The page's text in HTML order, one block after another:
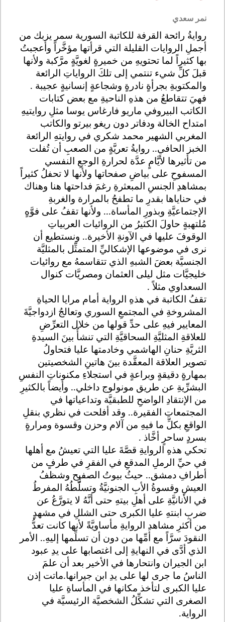
نمر سعدي
روايةُ رائحة القرفة للكاتبة السورية سمر يزبك من
أجملِ الروايات القليلة التي قرأتها مؤخَّراً وأعجبتُ
بها كثيراً لما تحتويهِ من خميرةٍ لغويَّةٍ مرَّكبة ولأنها
قبلَ كلِّ شيء تنتمي إلى تلكَ الرواياتِ الرائعة
والمكتوبةِ بجرأةٍ نادرةٍ وشجاعةٍ إنسانيةٍ عجيبة .
فهيَ تتقاطعُ من هذهِ الناحيةِ مع بعض كتابات
الكاتب البيروفي ماريو فارغاس يوسا مثلِ روايتيهِ
امتداح الخالة ودفاتر دون ريغو بيرتو والكاتب
المغربي الشهير محمد شكري في روايتهِ الرائعة
الخبز الحافي.. روايةُ تعريَّةٍ من الصعبِ أن تُفلت
من تأثيرها لأيَّامٍ عدَّة لحرارةِ الوجعِ النفسي
المسفوحِ على بياضِ صفحاتها ولأنها لا تحفلُ كثيراً
بمشاهدِ الجنسِ المبعثرةِ رغمَ فداحتها هنا وهناك
في حناياها بقدرِ ما تطفحُ بالمرارة والغربةِ
الإجتماعيَّةِ وبذورِ المأساة... ولأنها تقفُ على فوَّهٍ
مُلتهبةٍ حاولَ الكثيرُ من الروائيات العربياتِ
الوقوفَ عليها في الآونةِ الأخيرة.. ونستطيع أن
نرى في موضوعها الإشكاليِّ المتمثِّل بالمثليَّة
الجنسيَّة بعضَ الشبهِ الذي تتقاسمهُ مع روائيات
خليجيَّات مثل ليلى العثمان ومصريَّات كنوال
السعداوي مثلاً .
تقفُ الكاتبة في هذهِ الرواية أمام مرايا الحياةِ
المشروخةِ في المجتمعِ السوري وتعالجُ ازدواجيَّةَ
المعايير فيهِ على حدِّ قولها من خلال التعرِّضِ
للعلاقةِ المثليَّةِ السحاقيَّةِ التي تنشأُ بينَ السيدةِ
الثريَّةِ حنانِ الهاشمي وخادمتها عليا فتحاولُ
تصوير العلاقة المعقَّدة بينَ هاتينِ الشخصيتين
بمهارةٍ دقيقةٍ وبراعةٍ في استجلاءِ مكنوناتِ النفسِ
البشرِّيةِ عن طريق مونولوج داخلي.. وأيضاً بالكثيرِ
من الإنتقادِ الواضحِ للطبقيَّة وتداعياتها في
المجتمعاتِ الفقيرة.. وقد أفلحت في نظري بنقلِ
الواقعِ بكلِّ ما فيهِ من آلام وحزن وقسوة ومرارةٍ
بسردٍ ساحرٍ أخَّاذ .
تحكي هذهِ الروايةِ قصَّةَ عليا التي تعيشُ مع أهلها
في حيِّ الرملِ المدقعِ في الفقرِ في طرفٍ من
أطرافِ دمشق.. حيثُ بيوتُ الصفيح وشظفُ
العيشِ وقسوةُ الأبِ الجنونيَّةُ وتسلُّّطُهُ المفرطُ
في الأنانيَّةِ على أهلِ بيتهِ حتى أنَّهُ لا يتورَّعُ عن
ضربِ ابنتهِ عليا الكبرى حتى الشللِ في مشهدٍ
من أكثرِ مشاهدِ الروايةِ مأساويَّةً لأنها كانت تعدُّ
النقودَ سرَّاً مع أمِّها من دون أن تسلِّمها إليهِ.. الأمر
الذي أدَّى في النهايةِ إلى اغتصابها على يدِ عبود
ابن الجيران وانتحارها في الأخير بعد أن علمَ
الناسُ ما جرى لها على يدِ ابن جيرانها.ماتت إذن
عليا الكبرى لتأخذ مكانها في المأساةِ عليا
الصغرى التي تشكِّلُ الشخصيَّة الرئيسيَّة في
الرواية.